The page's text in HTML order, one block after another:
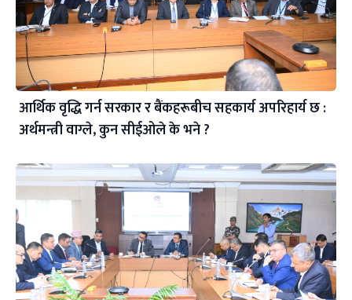
आर्थिक वृद्धि गर्न सरकार र बैंकहरूबीच सहकार्य अपरिहार्य छ :
अर्थमन्त्री वाग्ले, कुन सीईओले के भने ?